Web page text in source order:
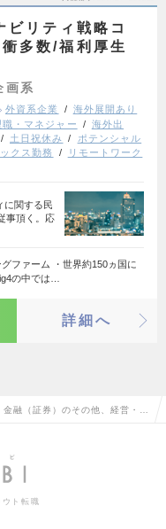
リティ戦略コ
多数/福利厚生
画系
外資系企業
海外展開あり
職・マネジャー
海外出
土日祝休み
ポテンシャル
クス勤務
リモートワーク
に関する民
事頂く。応
ファーム ・世界約150ヵ国に
の中では…
詳細へ
金融（証券）のその他、経営・経
情報一覧
ト転職